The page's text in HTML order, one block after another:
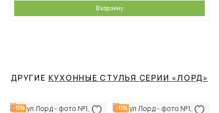
В корзину
ДРУГИЕ КУХОННЫЕ СТУЛЬЯ СЕРИИ «ЛОРД»
-11% -11%